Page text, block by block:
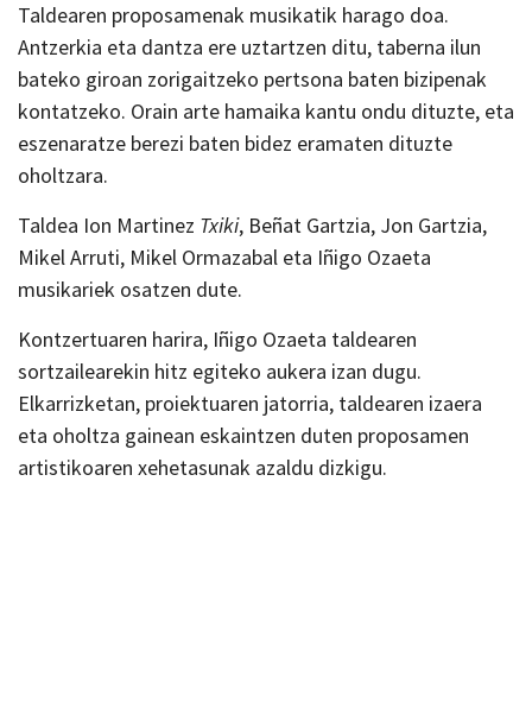
Taldearen proposamenak musikatik harago doa.
Antzerkia eta dantza ere uztartzen ditu, taberna ilun
bateko giroan zorigaitzeko pertsona baten bizipenak
kontatzeko. Orain arte hamaika kantu ondu dituzte, eta
eszenaratze berezi baten bidez eramaten dituzte
oholtzara.
Taldea Ion Martinez Txiki, Beñat Gartzia, Jon Gartzia,
Mikel Arruti, Mikel Ormazabal eta Iñigo Ozaeta
musikariek osatzen dute.
Kontzertuaren harira, Iñigo Ozaeta taldearen
sortzailearekin hitz egiteko aukera izan dugu.
Elkarrizketan, proiektuaren jatorria, taldearen izaera
eta oholtza gainean eskaintzen duten proposamen
artistikoaren xehetasunak azaldu dizkigu.